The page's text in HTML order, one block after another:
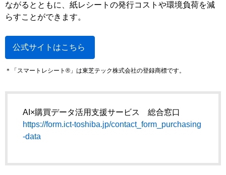
ながるとともに、紙レシートの発行コストや環境負荷を減
らすことができます。
公式サイトはこちら
＊「スマートレシート®」は東芝テック株式会社の登録商標です。
AI×購買データ活用支援サービス 総合窓口
https://form.ict-toshiba.jp/contact_form_purchasing
-data